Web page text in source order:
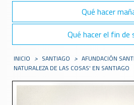
Qué hacer
Qué hacer el fin de
INICIO > SANTIAGO > AFUNDACIÓN
NATURALEZA DE LAS COSAS' EN SANTIAGO